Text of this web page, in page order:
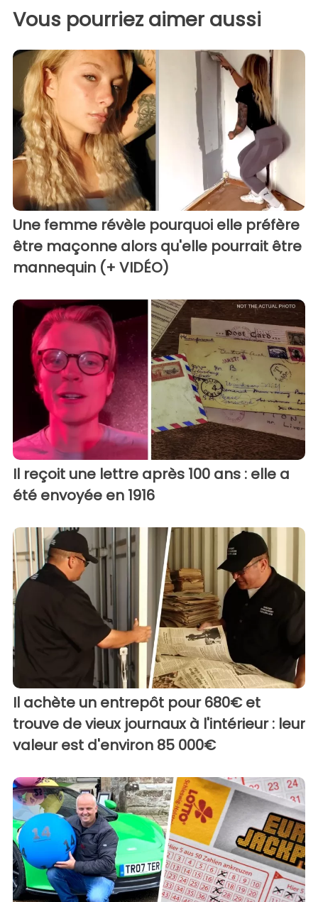
Vous pourriez aimer aussi
Une femme révèle pourquoi elle préfère
être maçonne alors qu'elle pourrait être
mannequin (+ VIDÉO)
Il reçoit une lettre après 100 ans : elle a
été envoyée en 1916
Il achète un entrepôt pour 680€ et
trouve de vieux journaux à l'intérieur : leur
valeur est d'environ 85 000€